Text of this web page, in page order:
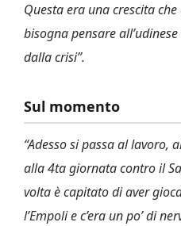
Questa era una crescita
bisogna pensare
dalla crisi”.
Sul momento
“Adesso si passa al lavoro,
alla 4ta giornata contro il
volta è capitato di aver
l’Empoli e c’era un po’ di